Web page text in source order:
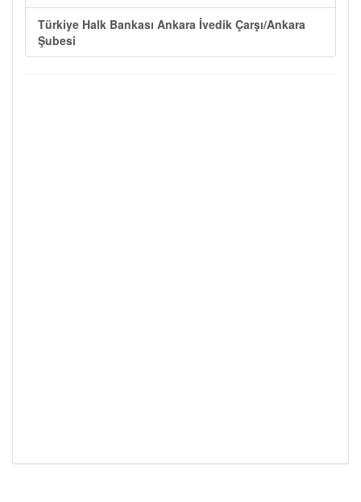
Türkiye Halk Bankası Ankara İvedik Çarşı/Ankara
Şubesi